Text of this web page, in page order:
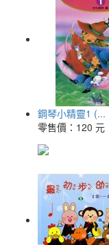
鋼琴小精靈1 (...
零售價： 120 元